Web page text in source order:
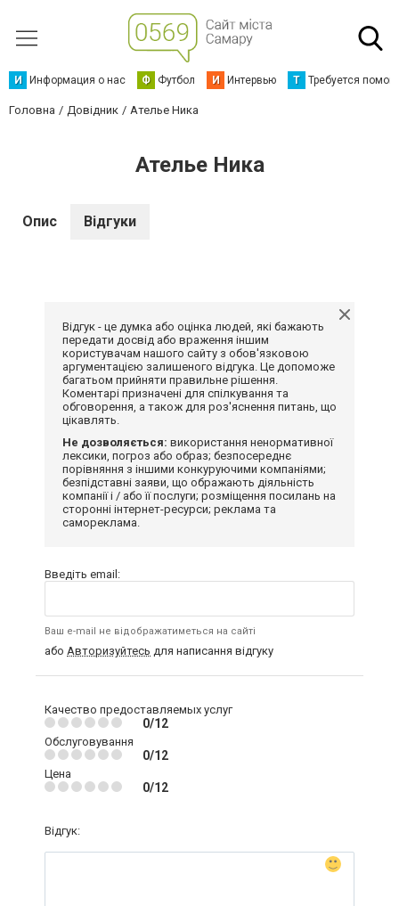
И Информация о нас Ф Футбол И Интервью Т Требуется
Головна Довідник Ателье Ника
Ателье Ника
Опис Відгуки
Відгук - це думка або оцінка людей, які бажають
передати досвід або враження іншим
користувачам нашого сайту з обов'язковою
аргументацією залишеного відгука. Це допоможе
багатьом прийняти правильне рішення.
Коментарі призначені для спілкування та
обговорення, а також для роз'яснення питань, що
цікавлять.
Не дозволяється: використання ненормативної
лексики, погроз або образ; безпосереднє
порівняння з іншими конкуруючими компаніями;
безпідставні заяви, що ображають діяльність
компанії і / або її послуги; розміщення посилань на
сторонні інтернет-ресурси; реклама та
самореклама.
Введіть email:
Ваш e-mail не відображатиметься на сайті
або Авторизуйтесь для написання відгуку
Качество предоставляемых услуг
0/12
Обслуговування
0/12
Цена
0/12
Відгук: